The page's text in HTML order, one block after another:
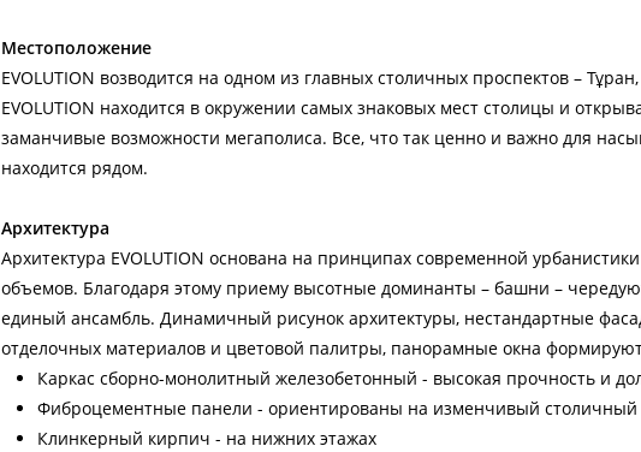
Местоположение
EVOLUTION возводится на одном из главных столичных проспектов –
EVOLUTION находится в окружении самых знаковых мест столицы и
заманчивые возможности мегаполиса. Все, что так ценно и важно для
находится рядом.
Архитектура
Архитектура EVOLUTION основана на принципах современной
объемов. Благодаря этому приему высотные доминанты – башни –
единый ансамбль. Динамичный рисунок архитектуры, нестандартные
отделочных материалов и цветовой палитры, панорамные окна
Каркас сборно-монолитный железобетонный - высокая прочность и
Фиброцементные панели - ориентированы на изменчивый столичный
Клинкерный кирпич - на нижних этажах